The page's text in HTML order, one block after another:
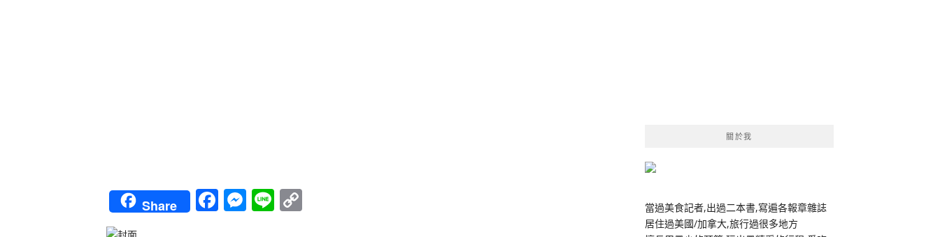
Share Facebook
Messenger
Line
關於我
當過美食記者,出過二本書,寫遍各報章雜誌
居住過美國/加拿大,旅行過很多地方